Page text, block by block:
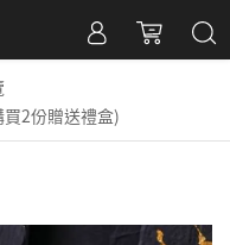
2份贈送禮盒)